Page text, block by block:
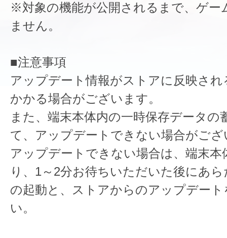
※対象の機能が公開されるまで、ゲー
ません。
■注意事項
アップデート情報がストアに反映さ
かかる場合がございます。
また、端末本体内の一時保存データの
て、アップデートできない場合がご
アップデートできない場合は、端末本
り、1～2分お待ちいただいた後にあ
の起動と、ストアからのアップデー
い。